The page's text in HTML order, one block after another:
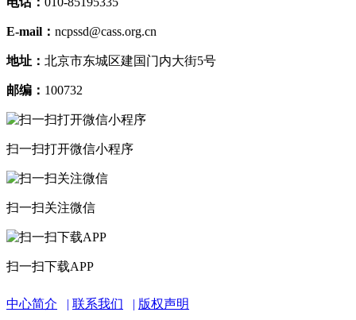
E-mail： ncpssd@cass.org.cn
地址： 北京市东城区建国门内大街5号
邮编： 100732
扫一扫打开微信小程序
扫一扫关注微信
扫一扫下载APP
中心简介 联系我们
版权声明